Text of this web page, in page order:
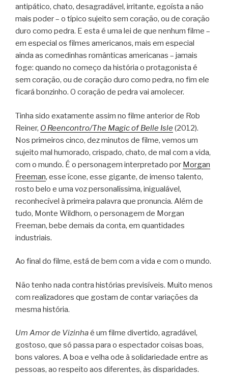
antipático, chato, desagradável, irritante, egoísta a não
mais poder – o típico sujeito sem coração, ou de coração
duro como pedra. E esta é uma lei de que nenhum filme –
em especial os filmes americanos, mais em especial
ainda as comedinhas românticas americanas – jamais
foge: quando no começo da história o protagonista é
sem coração, ou de coração duro como pedra, no fim ele
ficará bonzinho. O coração de pedra vai amolecer.
Tinha sido exatamente assim no filme anterior de Rob
Reiner, O Reencontro/The Magic of Belle Isle(2012).
Nos primeiros cinco, dez minutos de filme, vemos um
sujeito mal humorado, crispado, chato, de mal com a vida,
com o mundo. É o personagem interpretado por Morgan
Freeman, esse ícone, esse gigante, de imenso talento,
rosto belo e uma voz personalíssima, inigualável,
reconhecível à primeira palavra que pronuncia. Além de
tudo, Monte Wildhorn, o personagem de Morgan
Freeman, bebe demais da conta, em quantidades
industriais.
Ao final do filme, está de bem com a vida e com o mundo.
Não tenho nada contra histórias previsíveis. Muito menos
com realizadores que gostam de contar variações da
mesma história.
Um Amor de Vizinhaé um filme divertido, agradável,
gostoso, que só passa para o espectador coisas boas,
bons valores. A boa e velha ode à solidariedade entre as
pessoas, ao respeito aos diferentes, às disparidades.